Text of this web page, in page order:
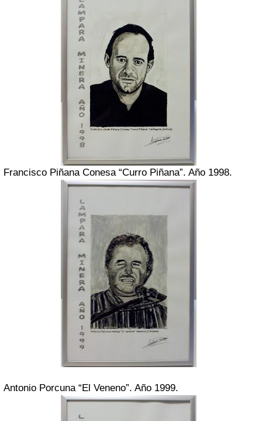
Francisco Piñana Conesa “Curro Piñana”. Año 1998.
Antonio Porcuna “El Veneno”. Año 1999.